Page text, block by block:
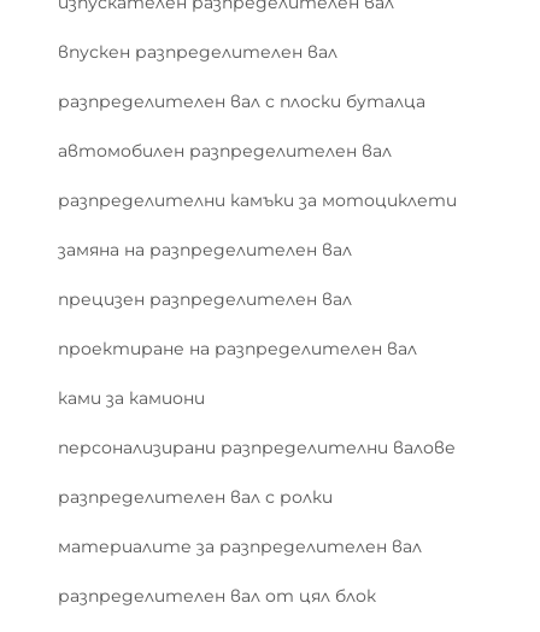
впускен разпределителен вал
разпределителен вал с плоски буталца
автомобилен разпределителен вал
разпределителни камъки за мотоциклети
замяна на разпределителен вал
прецизен разпределителен вал
проектиране на разпределителен вал
ками за камиони
персонализирани разпределителни валове
разпределителен вал с ролки
материалите за разпределителен вал
разпределителен вал от цял блок